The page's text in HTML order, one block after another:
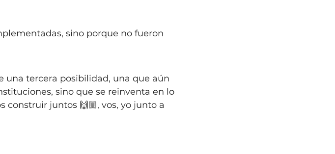
sino porque no fueron
una tercera posibilidad, una que aún
sino que se reinventa en lo
juntos 🙌🏼, vos, yo junto a